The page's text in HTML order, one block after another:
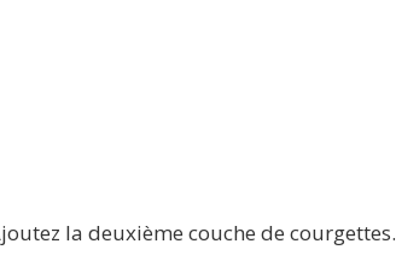
la deuxième couche de courgettes.